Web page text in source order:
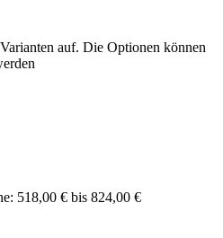
auf. Die Optionen können
518,00 € bis 824,00 €